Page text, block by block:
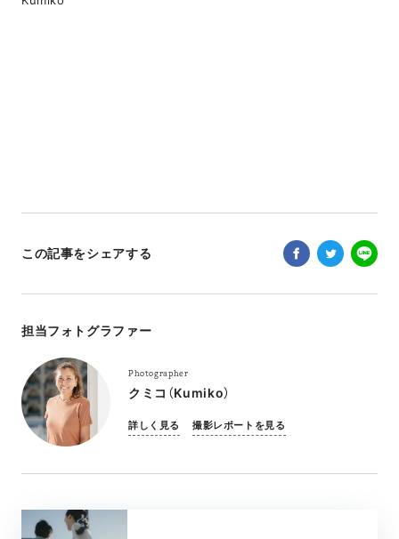
この記事をシェアする
担当フォトグラファー
Photographer
クミコ（Kumiko）
詳しく見る 撮影レポートを見る